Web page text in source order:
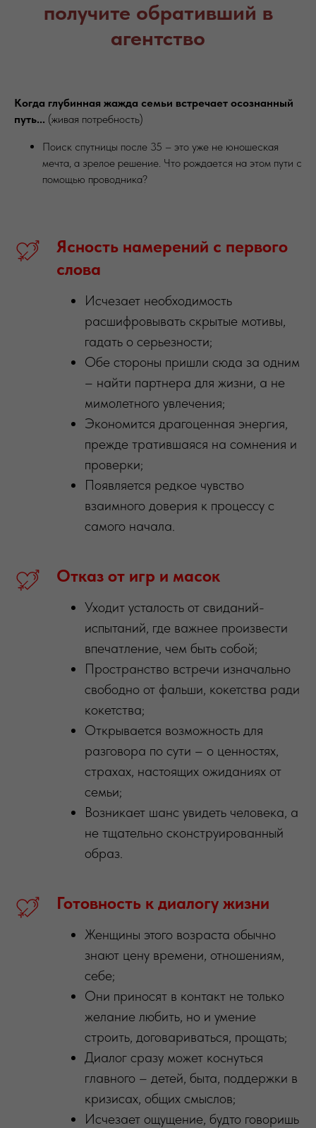
получите обративший в
агентство
Когда глубинная жажда семьи встречает осознанный
путь... (живая потребность)
Поиск спутницы после 35 – это уже не юношеская
мечта, а зрелое решение. Что рождается на этом пути с
помощью проводника?
Ясность намерений с первого
слова
Исчезает необходимость
расшифровывать скрытые мотивы,
гадать о серьезности;
Обе стороны пришли сюда за одним
– найти партнера для жизни, а не
мимолетного увлечения;
Экономится драгоценная энергия,
прежде тратившаяся на сомнения и
проверки;
Появляется редкое чувство
взаимного доверия к процессу с
самого начала.
Отказ от игр и масок
Уходит усталость от свиданий-
испытаний, где важнее произвести
впечатление, чем быть собой;
Пространство встречи изначально
свободно от фальши, кокетства ради
кокетства;
Открывается возможность для
разговора по сути – о ценностях,
страхах, настоящих ожиданиях от
семьи;
Возникает шанс увидеть человека, а
не тщательно сконструированный
образ.
Готовность к диалогу жизни
Женщины этого возраста обычно
знают цену времени, отношениям,
себе;
Они приносят в контакт не только
желание любить, но и умение
строить, договариваться, прощать;
Диалог сразу может коснуться
главного – детей, быта, поддержки в
кризисах, общих смыслов;
Исчезает ощущение, будто говоришь